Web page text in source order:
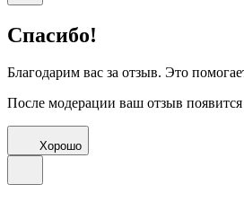
Спасибо!
Благодарим вас за отзыв. Это
После модерации ваш отзыв появится
Хорошо